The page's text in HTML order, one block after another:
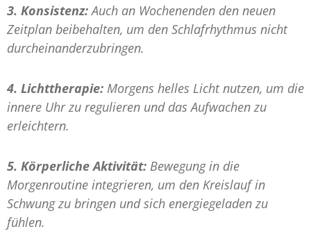
3. Konsistenz:Auch an Wochenenden den neuen
Zeitplan beibehalten, um den Schlafrhythmus nicht
durcheinanderzubringen.
4. Lichttherapie: Morgens helles Licht nutzen, um die
innere Uhr zu regulieren und das Aufwachen zu
erleichtern.
5. Körperliche Aktivität: Bewegung in die
Morgenroutine integrieren, um den Kreislauf in
Schwung zu bringen und sich energiegeladen zu
fühlen.